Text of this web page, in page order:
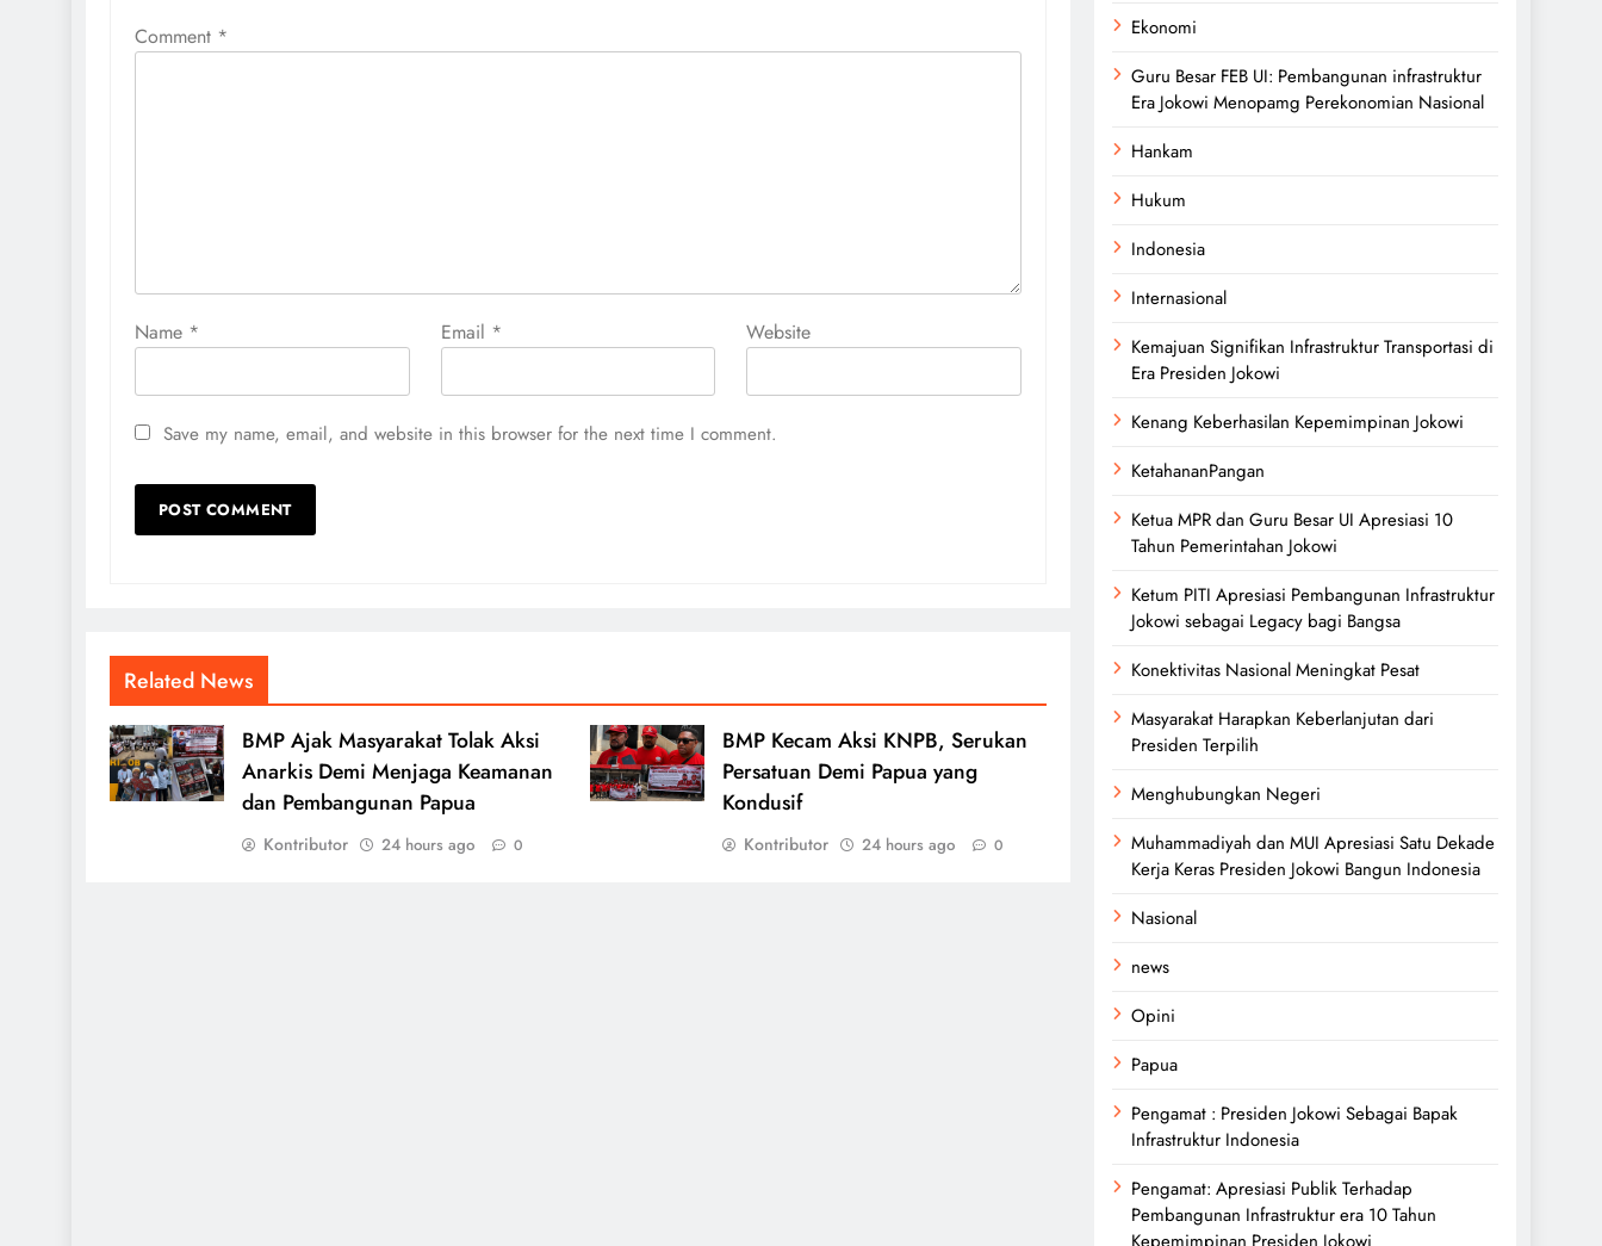
Comment *
Name * Email * Website
Save my name, email, and website in this browser for the next time I comment.
Related News
BMP Ajak Masyarakat Tolak Aksi
Anarkis Demi Menjaga Keamanan
dan Pembangunan Papua
Kontributor 24 hours ago 0
BMP Kecam Aksi KNPB, Serukan
Persatuan Demi Papua yang
Kondusif
Kontributor 24 hours ago 0
Ekonomi
Guru Besar FEB UI: Pembangunan infrastruktur
Era Jokowi Menopamg Perekonomian Nasional
Hankam
Hukum
Indonesia
Internasional
Kemajuan Signifikan Infrastruktur Transportasi di
Era Presiden Jokowi
Kenang Keberhasilan Kepemimpinan Jokowi
KetahananPangan
Ketua MPR dan Guru Besar UI Apresiasi 10
Tahun Pemerintahan Jokowi
Ketum PITI Apresiasi Pembangunan Infrastruktur
Jokowi sebagai Legacy bagi Bangsa
Konektivitas Nasional Meningkat Pesat
Masyarakat Harapkan Keberlanjutan dari
Presiden Terpilih
Menghubungkan Negeri
Muhammadiyah dan MUI Apresiasi Satu Dekade
Kerja Keras Presiden Jokowi Bangun Indonesia
Nasional
news
Opini
Papua
Pengamat : Presiden Jokowi Sebagai Bapak
Infrastruktur Indonesia
Pengamat: Apresiasi Publik Terhadap
Pembangunan Infrastruktur era 10 Tahun